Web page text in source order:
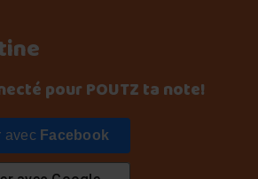
pour POUTZ ta note!
avec Facebook